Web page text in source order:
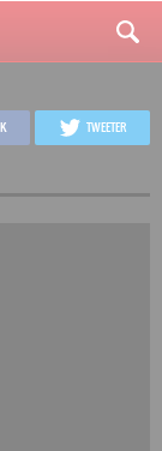
TWEETER